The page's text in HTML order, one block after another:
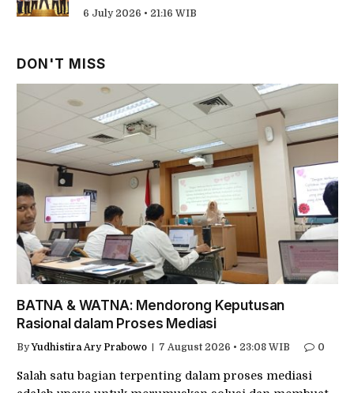
6 July 2026 • 21:16 WIB
DON'T MISS
BATNA & WATNA: Mendorong Keputusan
Rasional dalam Proses Mediasi
By Yudhistira Ary Prabowo 7 August 2026 • 23:08 WIB 0
Salah satu bagian terpenting dalam proses mediasi